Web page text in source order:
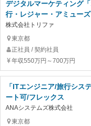
デジタルマーケティング
行・レジャー・アミュー
株式会社トリファ
東京都
正社員 / 契約社員
年収550万円～700万円
「ITエンジニア/旅行シス
ート可/フレックス
ANAシステムズ株式会社
東京都